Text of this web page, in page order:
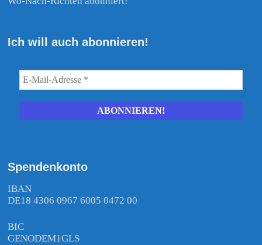
Ich will auch abonnieren!
Spendenkonto
IBAN
DE18 4306 0967 6005 0472 00
BIC
GENODEM1GLS